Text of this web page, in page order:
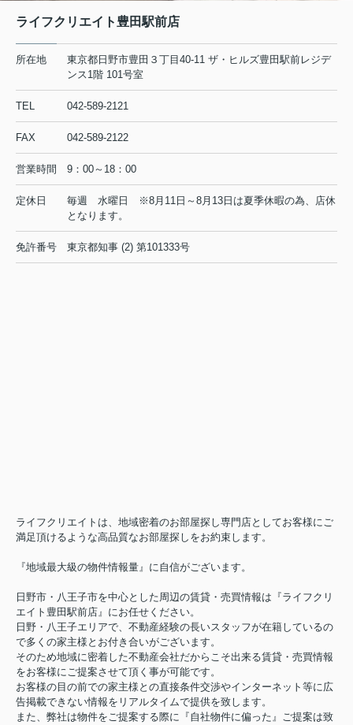
2026.08.05
リビエール高幡201
6.5万円
東京都日野市高幡680-12
京王線 高幡不動駅 徒歩6分
物件詳細へ
日野市の不動産会社 賃貸のことなら株式会社ライフクリエ
イト豊田駅前店
2026.08.04
ライフクリエイト豊田駅前店
所在地
東京都日野市豊田３丁目40-11 ザ・ヒルズ豊田駅前レジデ
ンス1階 101号室
TEL 042-589-2121
FAX 042-589-2122
営業時間 9：00～18：00
定休日
毎週 水曜日 ※8月11日～8月13日は夏季休暇の為、店休
となります。
免許番号 東京都知事 (2) 第101333号
ライフクリエイトは、地域密着のお部屋探し専門店としてお客様にご
満足頂けるような高品質なお部屋探しをお約束します。
『地域最大級の物件情報量』に自信がございます。
日野市・八王子市を中心とした周辺の賃貸・売買情報は『ライフクリ
エイト豊田駅前店』にお任せください。
日野・八王子エリアで、不動産経験の長いスタッフが在籍しているの
で多くの家主様とお付き合いがございます。
そのため地域に密着した不動産会社だからこそ出来る賃貸・売買情報
をお客様にご提案させて頂く事が可能です。
お客様の目の前での家主様との直接条件交渉やインターネット等に広
告掲載できない情報をリアルタイムで提供を致します。
また、弊社は物件をご提案する際に『自社物件に偏った』ご提案は致